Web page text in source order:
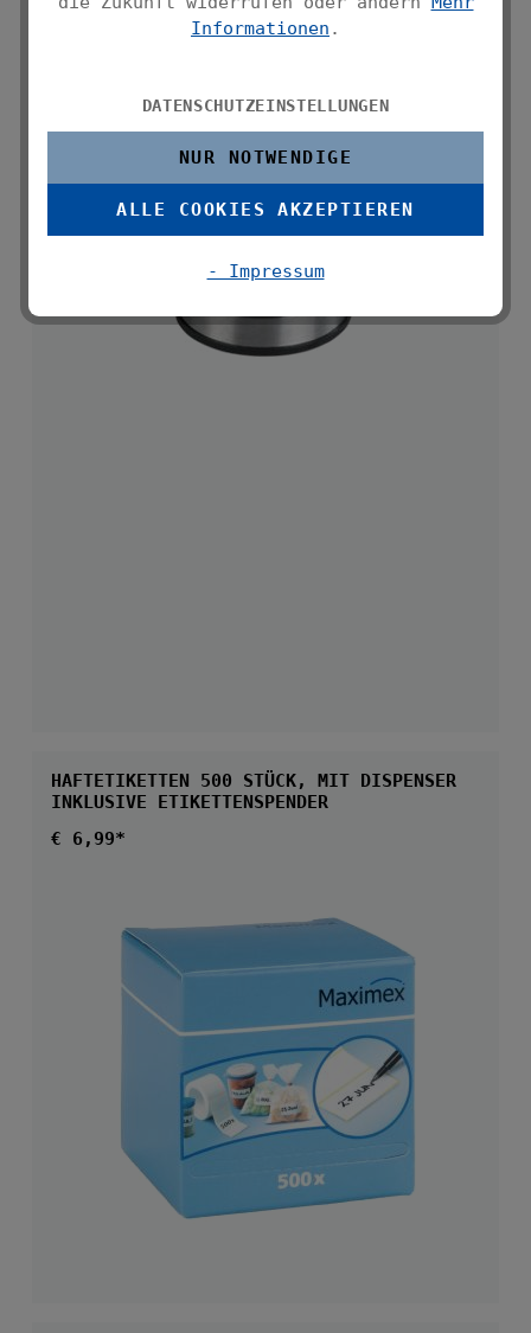
HAFTETIKETTEN 500 STÜCK, MIT DISPENSER
INKLUSIVE ETIKETTENSPENDER
Regulärer Preis:
€ 6,99*
Informationen .
DATENSCHUTZEINSTELLUNGEN
NUR NOTWENDIGE
ALLE COOKIES AKZEPTIEREN
- Impressum